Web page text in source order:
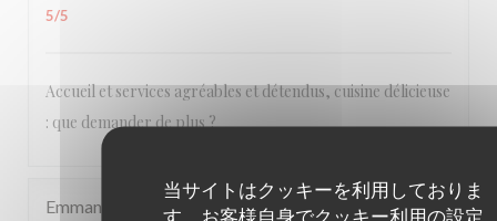
当サイトはクッキーを利用しておりま
す。お客様自身でクッキー利用の設定
5/5
Accueil et services agréables et détendus, cuisine délicieuse
: que demander de plus ?
Emmanuel